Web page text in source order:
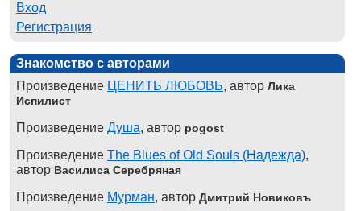
Вход
Регистрация
Знакомство с авторами
Произведение ЦЕНИТЬ ЛЮБОВЬ, автор Лика
Испилист
Произведение Душа, автор pogost
Произведение The Blues of Old Souls (Надежда),
автор Василиса Серебряная
Произведение Мурман, автор Дмитрий Новиковъ